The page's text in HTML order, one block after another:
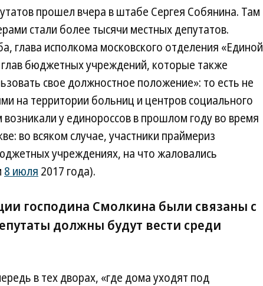
прошел вчера в штабе Сергея Собянина. Там
стали более тысячи местных депутатов.
глава исполкома московского отделения «Единой
бюджетных учреждений, которые также
свое должностное положение»: то есть не
на территории больниц и центров социального
у единороссов в прошлом году во время
во всяком случае, участники праймериз
учреждениях, на что жаловались
8 июля 2017 года).
господина Смолкина были связаны с
должны будут вести среди
в тех дворах, «где дома уходят под